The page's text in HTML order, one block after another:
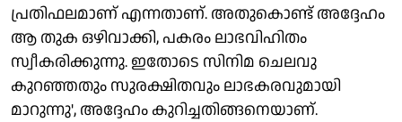
പ്രതിഫലമാണ് എന്നതാണ്. അതുകൊണ്ട് അദ്ദേഹം
ആ തുക ഒഴിവാക്കി, പകരം ലാഭവിഹിതം
സ്വീകരിക്കുന്നു. ഇതോടെ സിനിമ ചെലവു
കുറഞ്ഞതും സുരക്ഷിതവും ലാഭകരവുമായി
മാറുന്നു', അദ്ദേഹം കുറിച്ചതിങ്ങനെയാണ്.